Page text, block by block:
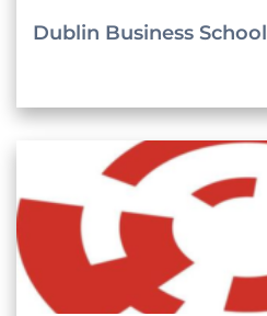
Dublin Business School